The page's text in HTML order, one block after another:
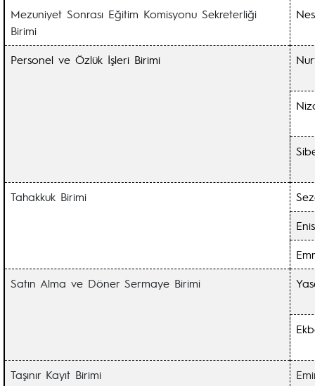
Mezuniyet Sonrası Eğitim Komisyonu Sekreterliği
Birimi
Personel ve Özlük İşleri Birimi
Tahakkuk Birimi
Satın Alma ve Döner Sermaye Birimi
Taşınır Kayıt Birimi